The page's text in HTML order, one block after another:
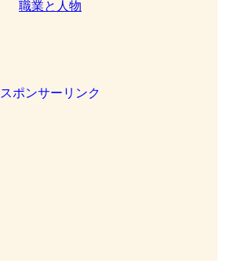
職業と人物
スポンサーリンク